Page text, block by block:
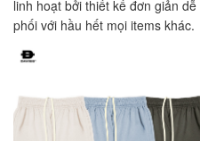
linh hoạt bởi thiết kế đơn giản dễ
phối với hầu hết mọi items khác.